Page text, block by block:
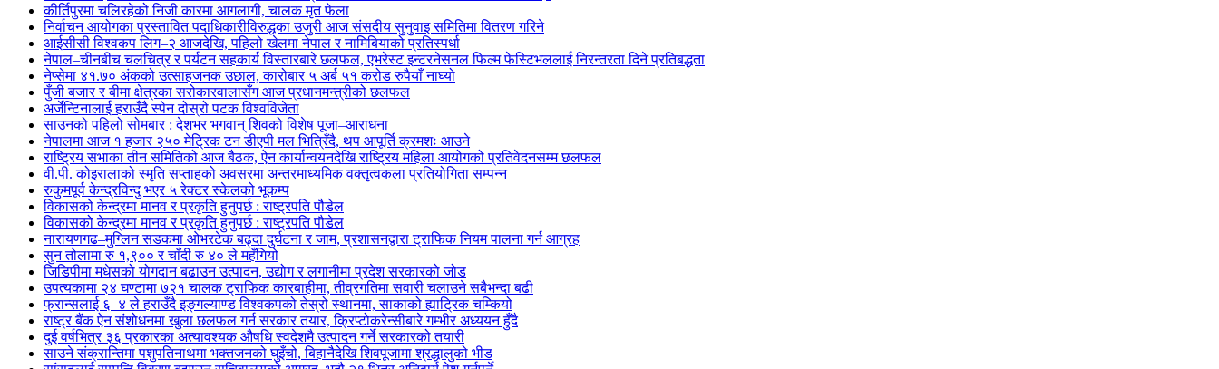
कीर्तिपुरमा चलिरहेको निजी कारमा आगलागी, चालक मृत फेला
निर्वाचन आयोगका प्रस्तावित पदाधिकारीविरुद्धका उजुरी आज संसदीय सुनुवाइ समितिमा वितरण गरिने
आईसीसी विश्वकप लिग–२ आजदेखि, पहिलो खेलमा नेपाल र नामिबियाको प्रतिस्पर्धा
नेपाल–चीनबीच चलचित्र र पर्यटन सहकार्य विस्तारबारे छलफल, एभरेस्ट इन्टरनेसनल फिल्म फेस्टिभललाई निरन्तरता दिने प्रतिबद्धता
नेप्सेमा ४१.७० अंकको उत्साहजनक उछाल, कारोबार ५ अर्ब ५१ करोड रुपैयाँ नाघ्यो
पुँजी बजार र बीमा क्षेत्रका सरोकारवालासँग आज प्रधानमन्त्रीको छलफल
अर्जेन्टिनालाई हराउँदै स्पेन दोस्रो पटक विश्वविजेता
साउनको पहिलो सोमबार : देशभर भगवान् शिवको विशेष पूजा–आराधना
नेपालमा आज १ हजार २५० मेट्रिक टन डीएपी मल भित्रिँदै, थप आपूर्ति क्रमशः आउने
राष्ट्रिय सभाका तीन समितिको आज बैठक, ऐन कार्यान्वयनदेखि राष्ट्रिय महिला आयोगको प्रतिवेदनसम्म छलफल
वी.पी. कोइरालाको स्मृति सप्ताहको अवसरमा अन्तरमाध्यमिक वक्तृत्वकला प्रतियोगिता सम्पन्न
रुकुमपूर्व केन्द्रविन्दु भएर ५ रेक्टर स्केलको भूकम्प
विकासको केन्द्रमा मानव र प्रकृति हुनुपर्छ : राष्ट्रपति पौडेल
विकासको केन्द्रमा मानव र प्रकृति हुनुपर्छ : राष्ट्रपति पौडेल
नारायणगढ–मुग्लिन सडकमा ओभरटेक बढ्दा दुर्घटना र जाम, प्रशासनद्वारा ट्राफिक नियम पालना गर्न आग्रह
सुन तोलामा रु १,९०० र चाँदी रु ४० ले महँगियो
जिडिपीमा मधेसको योगदान बढाउन उत्पादन, उद्योग र लगानीमा प्रदेश सरकारको जोड
उपत्यकामा २४ घण्टामा ७२१ चालक ट्राफिक कारबाहीमा, तीव्रगतिमा सवारी चलाउने सबैभन्दा बढी
फ्रान्सलाई ६–४ ले हराउँदै इङ्गल्याण्ड विश्वकपको तेस्रो स्थानमा, साकाको ह्याट्रिक चम्कियो
राष्ट्र बैंक ऐन संशोधनमा खुला छलफल गर्न सरकार तयार, क्रिप्टोकरेन्सीबारे गम्भीर अध्ययन हुँदै
दुई वर्षभित्र ३६ प्रकारका अत्यावश्यक औषधि स्वदेशमै उत्पादन गर्ने सरकारको तयारी
साउने संक्रान्तिमा पशुपतिनाथमा भक्तजनको घुइँचो, बिहानैदेखि शिवपूजामा श्रद्धालुको भीड